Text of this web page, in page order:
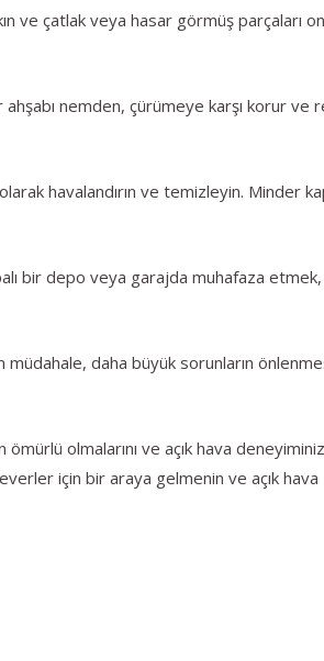
ve çatlak veya hasar görmüş parçaları
ahşabı nemden, çürümeye karşı korur ve
havalandırın ve temizleyin. Minder
bir depo veya garajda muhafaza etmek,
müdahale, daha büyük sorunların
ömürlü olmalarını ve açık hava
için bir araya gelmenin ve açık hava